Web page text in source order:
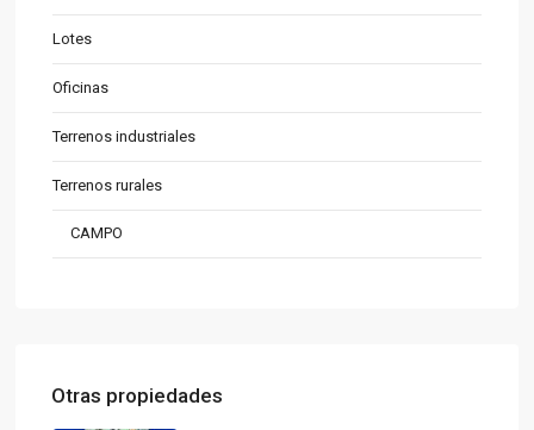
Lotes
Oficinas
Terrenos industriales
Terrenos rurales
CAMPO
Otras propiedades